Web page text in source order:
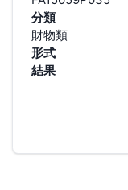
分類
財物類
形式
結果